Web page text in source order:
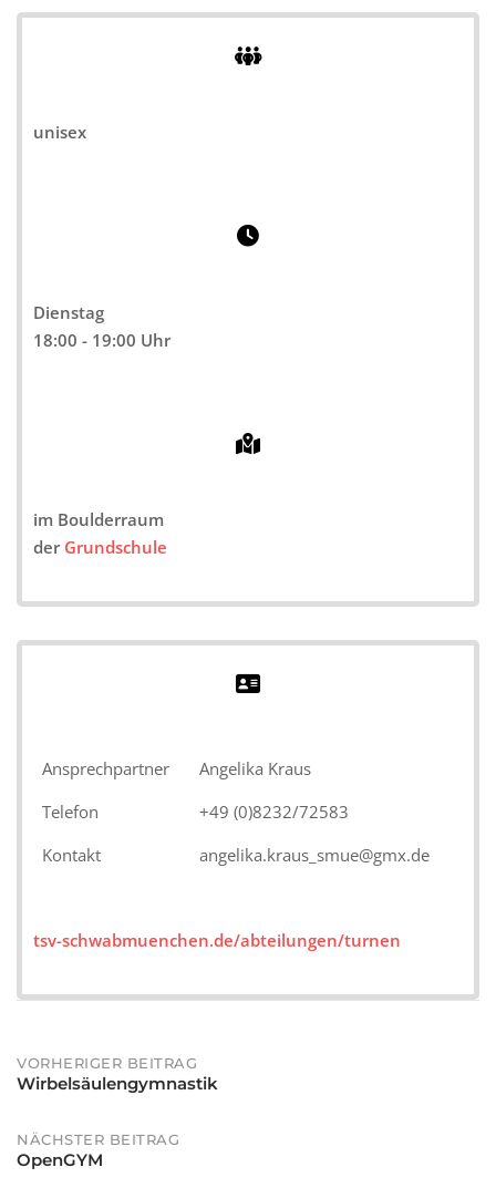
unisex
Dienstag
18:00 - 19:00 Uhr
im Boulderraum
der Grundschule
Ansprechpartner
Angelika Kraus
Telefon
+49 (0)8232/72583
Kontakt
angelika.kraus_smue@gmx.de
tsv-schwabmuenchen.de/abteilungen/turnen
Post
VORHERIGER BEITRAG
Wirbelsäulengymnastik
NÄCHSTER BEITRAG
OpenGYM